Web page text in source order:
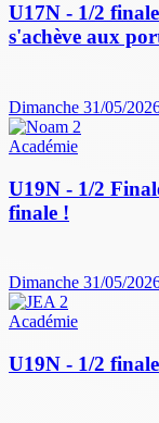
U17N - 1/2
s'achève aux
Dimanche 31/05/
Académie
U19N - 1/2
finale !
Dimanche 31/05/
Académie
U19N - 1/2